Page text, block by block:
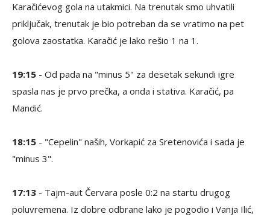
Karačićevog gola na utakmici. Na trenutak smo uhvatili
priključak, trenutak je bio potreban da se vratimo na pet
golova zaostatka. Karačić je lako rešio 1 na 1.
19:15 - Od pada na "minus 5" za desetak sekundi igre
spasla nas je prvo prečka, a onda i stativa. Karačić, pa
Mandić.
18:15 - "Cepelin" naših, Vorkapić za Sretenovića i sada je
"minus 3".
17:13 - Tajm-aut Červara posle 0:2 na startu drugog
poluvremena. Iz dobre odbrane lako je pogodio i Vanja Ilić,